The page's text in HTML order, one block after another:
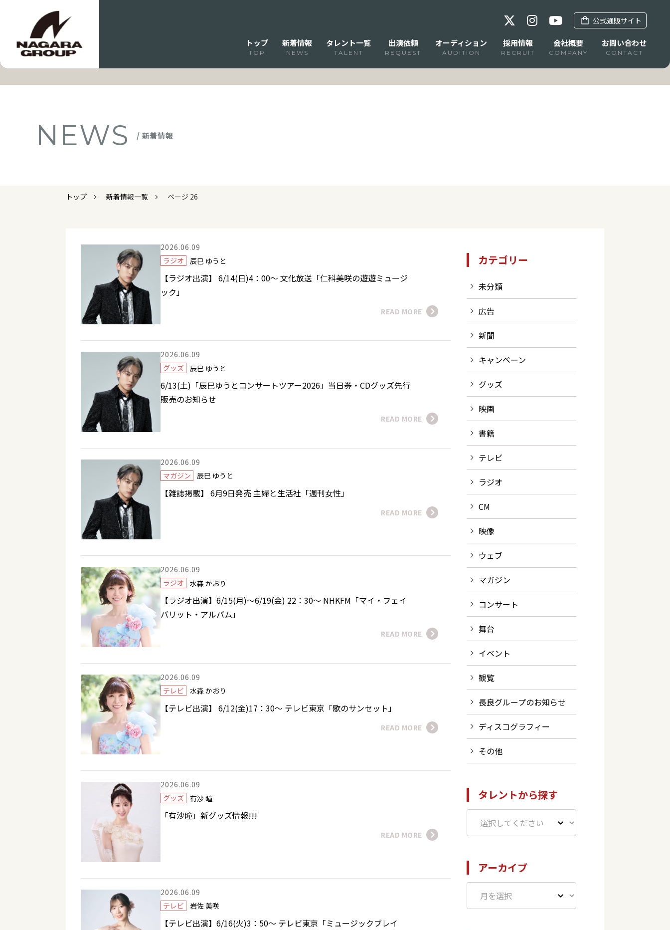
公式通販サイト
トップ
TOP
新着情報
NEWS
タレント一覧
TALENT
出演依頼
REQUEST
オーディション
AUDITION
採用情報
RECRUIT
会社概要
COMPANY
お問い合わせ
CONTACT
NEWS / 新着情報
トップ 新着情報一覧 ページ 26
2026.06.09
ラジオ
辰巳 ゆうと
【ラジオ出演】 6/14(日)4：00～ 文化放送「仁科美咲の遊遊ミュージ
ック」
READ MORE
2026.06.09
グッズ
辰巳 ゆうと
6/13(土)「辰巳ゆうとコンサートツアー2026」当日券・CDグッズ先行
販売のお知らせ
READ MORE
2026.06.09
マガジン
辰巳 ゆうと
【雑誌掲載】 6月9日発売 主婦と生活社「週刊女性」
READ MORE
2026.06.09
ラジオ
水森 かおり
【ラジオ出演】6/15(月)～6/19(金) 22：30～ NHKFM「マイ・フェイ
バリット・アルバム」
READ MORE
2026.06.09
テレビ
水森 かおり
【テレビ出演】 6/12(金)17：30～ テレビ東京「歌のサンセット」
READ MORE
2026.06.09
グッズ
有沙 瞳
「有沙瞳」新グッズ情報!!!
READ MORE
2026.06.09
テレビ
岩佐 美咲
【テレビ出演】6/16(火)3：50～ テレビ東京「ミュージックブレイ
カテゴリー
未分類
広告
新聞
キャンペーン
グッズ
映画
書籍
テレビ
ラジオ
CM
映像
ウェブ
マガジン
コンサート
舞台
イベント
観覧
長良グループのお知らせ
ディスコグラフィー
その他
タレントから探す
アーカイブ